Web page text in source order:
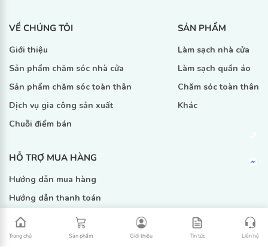
VỀ CHÚNG TÔI
Giới thiệu
Sản phẩm chăm sóc nhà cửa
Sản phẩm chăm sóc toàn thân
Dịch vụ gia công sản xuất
Chuỗi điểm bán
SẢN PHẨM
Làm sạch nhà cửa
Làm sạch quần áo
Chăm sóc toàn thân
Khác
HỖ TRỢ MUA HÀNG
Hướng dẫn mua hàng
Hướng dẫn thanh toán
Phương thức vận chuyển
Chính sách bảo hành thu đổi
Trang chủ Sản phẩm Giới thiệu Tin tức Liên hệ